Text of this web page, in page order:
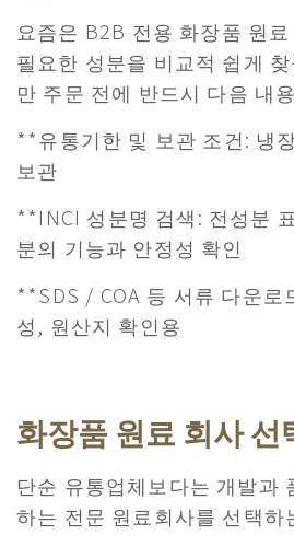
요즘은 B2B 전용 화장품 원
필요한 성분을 비교적 쉽게
만 주문 전에 반드시 다음 내
​**유통기한 및 보관 조건: 냉
보관
**INCI 성분명 검색: 전성분
분의 기능과 안정성 확인
**SDS / COA 등 서류 다운로
성, 원산지 확인용
화장품 원료 회사 선
단순 유통업체보다는 개발과
하는 전문 원료회사를 선택하